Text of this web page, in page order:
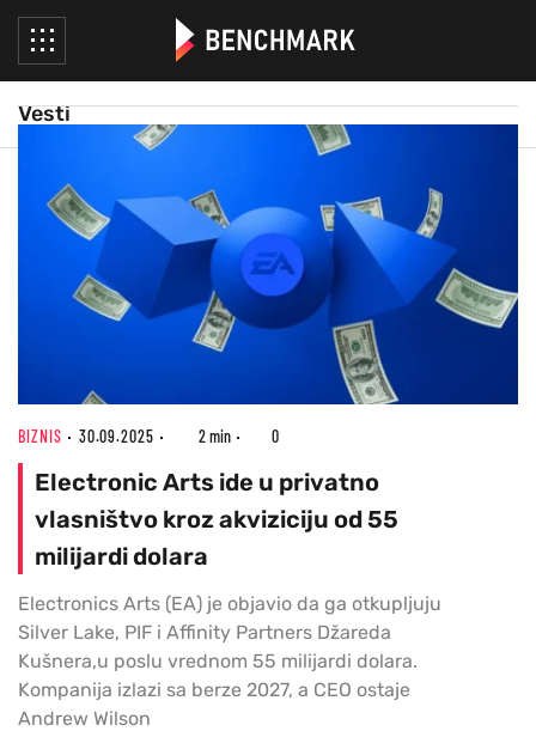
Vesti
BIZNIS 30.09.2025 2 min 0
Electronic Arts ide u privatno
vlasništvo kroz akviziciju od 55
milijardi dolara
Electronics Arts (EA) je objavio da ga otkupljuju
Silver Lake, PIF i Affinity Partners Džareda
Kušnera,u poslu vrednom 55 milijardi dolara.
Kompanija izlazi sa berze 2027, a CEO ostaje
Andrew Wilson